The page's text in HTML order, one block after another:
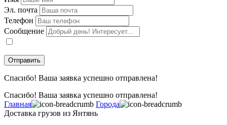
Эл. почта
Телефон
Сообщение
Спасибо! Ваша заявка успешно отправлена!
Спасибо! Ваша заявка успешно отправлена!
Главная
Города
Доставка грузов из Янтянь